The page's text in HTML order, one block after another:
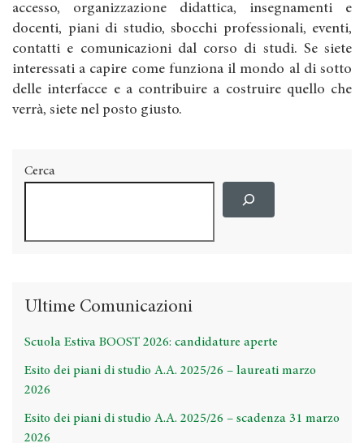
accesso, organizzazione didattica, insegnamenti e
docenti, piani di studio, sbocchi professionali, eventi,
contatti e comunicazioni dal corso di studi. Se siete
interessati a capire come funziona il mondo al di sotto
delle interfacce e a contribuire a costruire quello che
verrà, siete nel posto giusto.
Cerca
Ultime Comunicazioni
Scuola Estiva BOOST 2026: candidature aperte
Esito dei piani di studio A.A. 2025/26 – laureati marzo
2026
Esito dei piani di studio A.A. 2025/26 – scadenza 31 marzo
2026